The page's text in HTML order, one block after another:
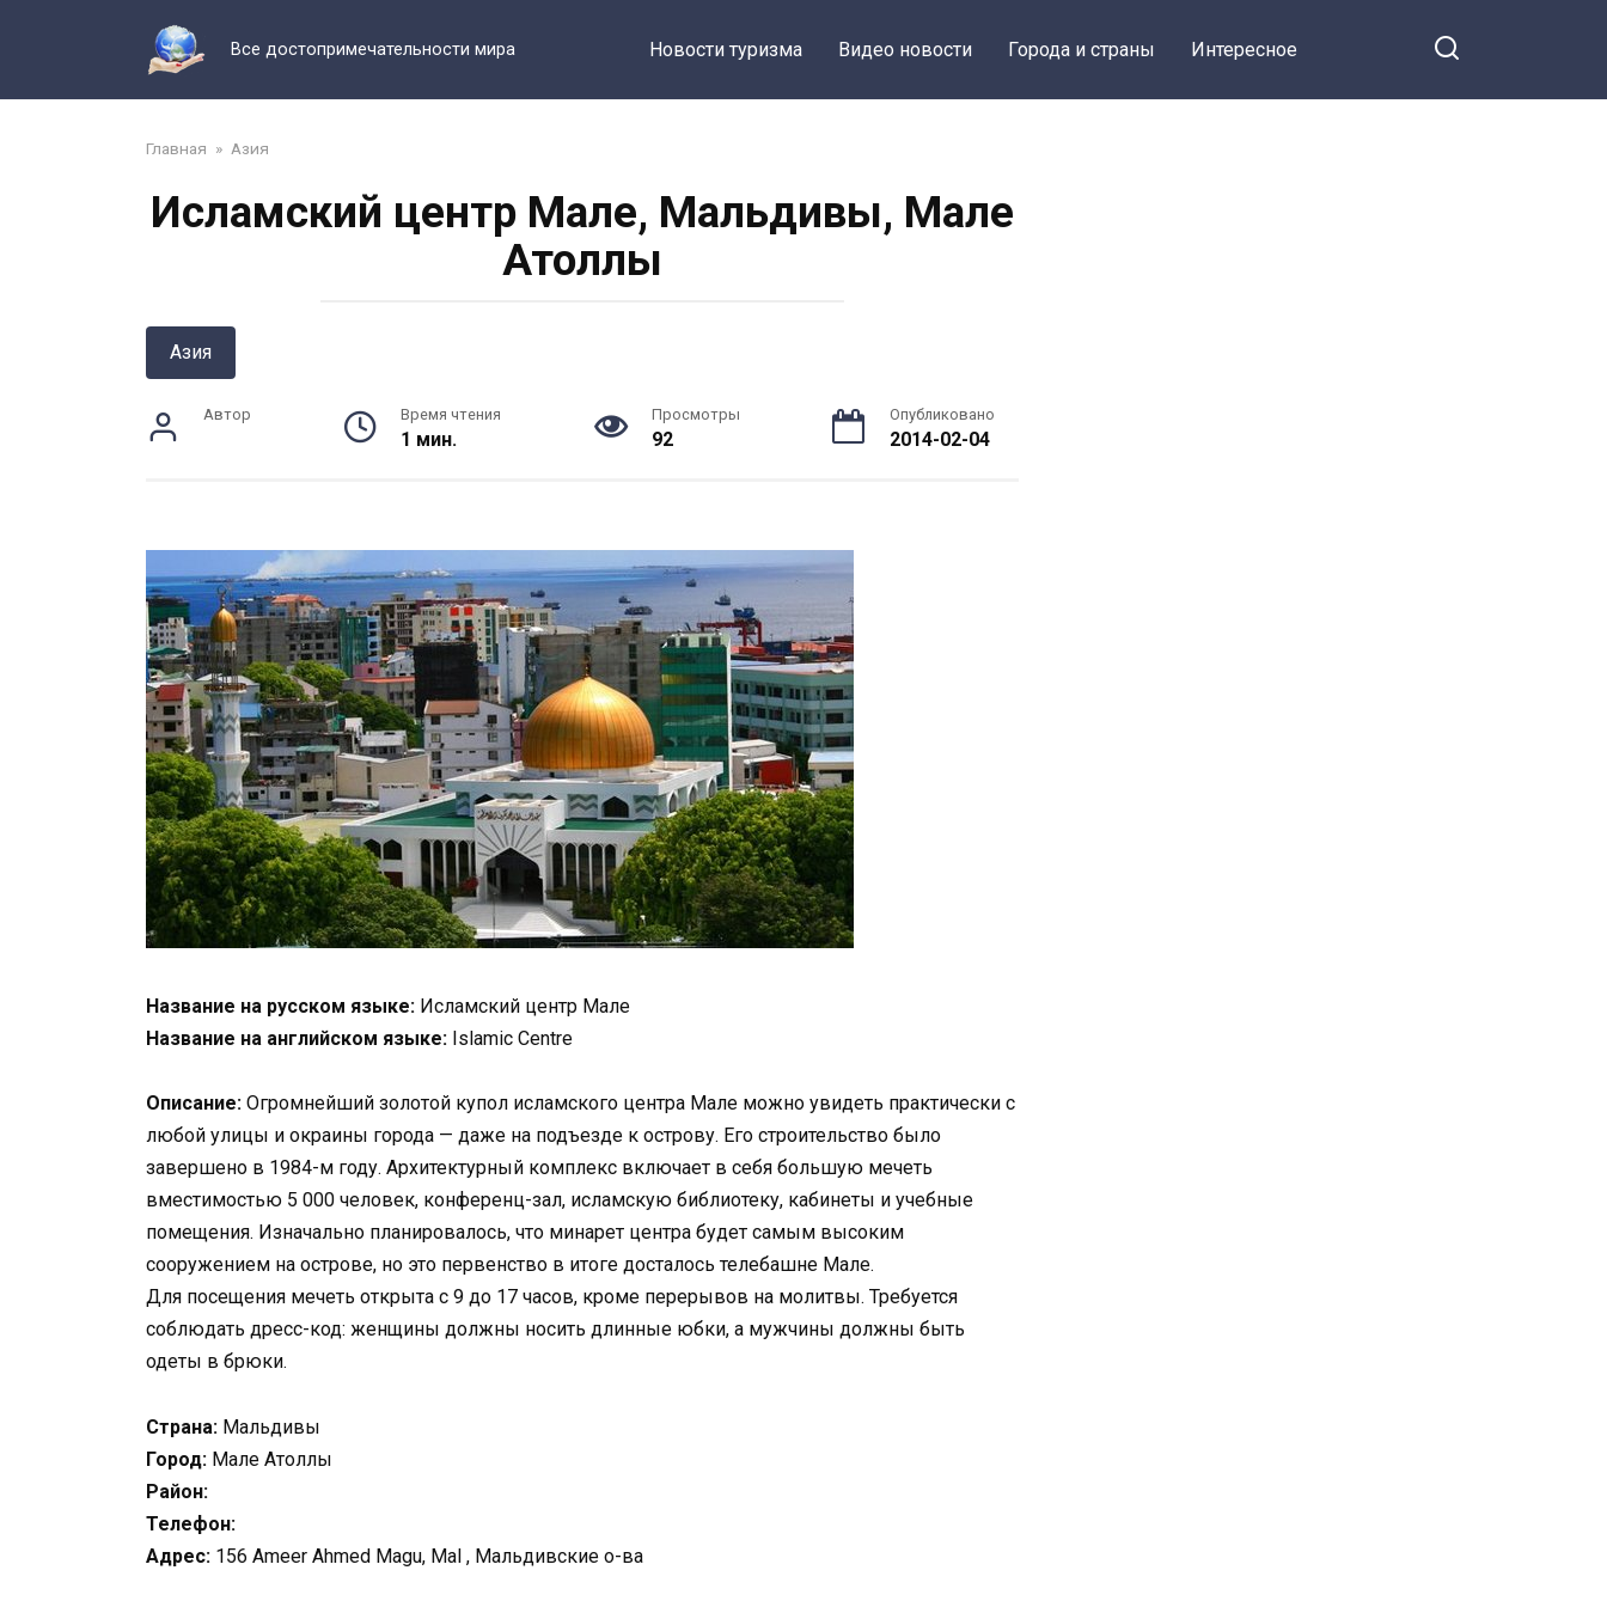
Все достопримечательности мира Новости туризма Видео новости Города и страны Интересное
Главная » Азия
Исламский центр Мале, Мальдивы, Мале
Атоллы
Азия
Автор Время чтения
1 мин.
Просмотры
92
Опубликовано
2014-02-04
Название на русском языке: Исламский центр Мале
Название на английском языке: Islamic Centre
Описание: Огромнейший золотой купол исламского центра Мале можно увидеть практически с
любой улицы и окраины города — даже на подъезде к острову. Его строительство было
завершено в 1984-м году. Архитектурный комплекс включает в себя большую мечеть
вместимостью 5 000 человек, конференц-зал, исламскую библиотеку, кабинеты и учебные
помещения. Изначально планировалось, что минарет центра будет самым высоким
сооружением на острове, но это первенство в итоге досталось телебашне Мале.
Для посещения мечеть открыта с 9 до 17 часов, кроме перерывов на молитвы. Требуется
соблюдать дресс-код: женщины должны носить длинные юбки, а мужчины должны быть
одеты в брюки.
Страна: Мальдивы
Город: Мале Атоллы
Район:
Телефон:
Адрес: 156 Ameer Ahmed Magu, Mal , Мальдивские о-ва